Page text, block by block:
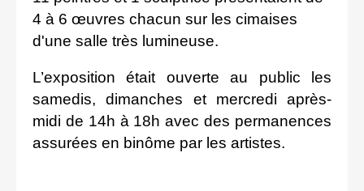
4 à 6 œuvres chacun sur les cimaises
d'une salle très lumineuse.
L’exposition était ouverte au public les
samedis, dimanches et mercredi après-
midi de 14h à 18h avec des permanences
assurées en binôme par les artistes.